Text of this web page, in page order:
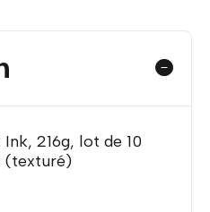
216g, lot de 10
(texturé)